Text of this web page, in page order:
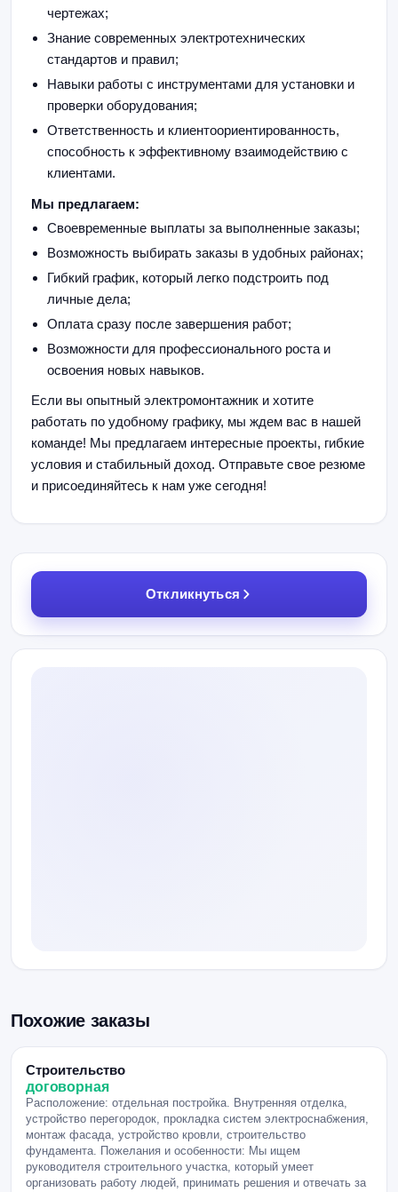
чертежах;
Знание современных электротехнических
стандартов и правил;
Навыки работы с инструментами для установки и
проверки оборудования;
Ответственность и клиентоориентированность,
способность к эффективному взаимодействию с
клиентами.
Мы предлагаем:
Своевременные выплаты за выполненные заказы;
Возможность выбирать заказы в удобных районах;
Гибкий график, который легко подстроить под
личные дела;
Оплата сразу после завершения работ;
Возможности для профессионального роста и
освоения новых навыков.
Если вы опытный электромонтажник и хотите
работать по удобному графику, мы ждем вас в нашей
команде! Мы предлагаем интересные проекты, гибкие
условия и стабильный доход. Отправьте свое резюме
и присоединяйтесь к нам уже сегодня!
Откликнуться
Похожие заказы
Строительство
договорная
Расположение: отдельная постройка. Внутренняя отделка,
устройство перегородок, прокладка систем электроснабжения,
монтаж фасада, устройство кровли, строительство
фундамента. Пожелания и особенности: Мы ищем
руководителя строительного участка, который умеет
организовать работу людей, принимать решения и отвечать за